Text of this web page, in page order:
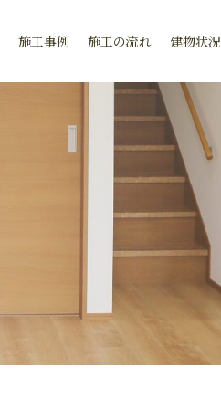
施工事例 施工の流れ 建物状